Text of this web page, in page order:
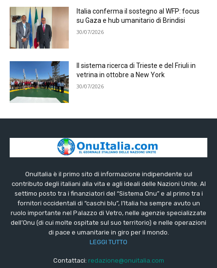
Italia conferma il sostegno al WFP: focus
su Gaza e hub umanitario di Brindisi
30/07/2026
Il sistema ricerca di Trieste e del Friuli in
vetrina in ottobre a New York
30/07/2026
OnuItalia è il primo sito di informazione indipendente sul
contributo degli italiani alla vita e agli ideali delle Nazioni Unite. Al
settimo posto tra i finanziatori del “Sistema Onu” e al primo tra i
fornitori occidentali di “caschi blu”, l’Italia ha sempre avuto un
ruolo importante nel Palazzo di Vetro, nelle agenzie specializzate
dell’Onu (di cui molte ospitate sul suo territorio) e nelle operazioni
di pace e umanitarie in giro per il mondo.
LEGGI TUTTO
Contattaci: redazione@onuitalia.com